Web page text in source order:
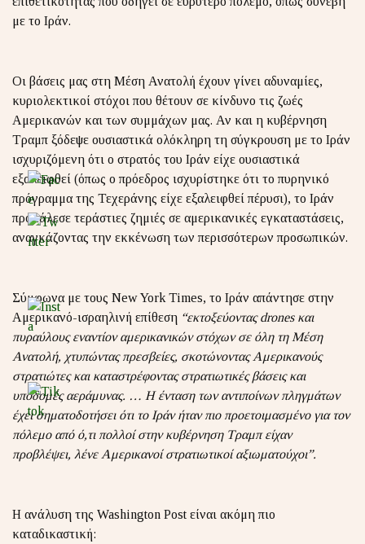
με το Ιράν.
Οι βάσεις μας στη Μέση Ανατολή έχουν γίνει αδυναμίες,
κυριολεκτικοί στόχοι που θέτουν σε κίνδυνο τις ζωές
Αμερικανών και των συμμάχων μας. Αν και η κυβέρνηση
Τραμπ ξόδεψε ουσιαστικά ολόκληρη τη σύγκρουση με το Ιράν
ισχυριζόμενη ότι ο στρατός του Ιράν είχε ουσιαστικά
εξαλειφθεί (όπως ο πρόεδρος ισχυρίστηκε ότι το πυρηνικό
πρόγραμμα της Τεχεράνης είχε εξαλειφθεί πέρυσι), το Ιράν
προκάλεσε τεράστιες ζημιές σε αμερικανικές εγκαταστάσεις,
αναγκάζοντας την εκκένωση των περισσότερων προσωπικών.
Σύμφωνα με τους New York Times, το Ιράν απάντησε στην
Αμερικανό-ισραηλινή επίθεση “εκτοξεύονταςdronesκαι
πυραύλους εναντίον αμερικανικών στόχων σε όλη τη Μέση
Ανατολή, χτυπώντας πρεσβείες, σκοτώνοντας Αμερικανούς
στρατιώτες και καταστρέφοντας στρατιωτικές βάσεις και
υποδομές αεράμυνας. … Η ένταση των αντιποίνων πληγμάτων
έχει σηματοδοτήσει ότι το Ιράν ήταν πιο προετοιμασμένο για τον
πόλεμο από ό,τι πολλοί στην κυβέρνηση Τραμπ είχαν
προβλέψει, λένε Αμερικανοί στρατιωτικοί αξιωματούχοι”.
Η ανάλυση της Washington Post είναι ακόμη πιο
καταδικαστική: